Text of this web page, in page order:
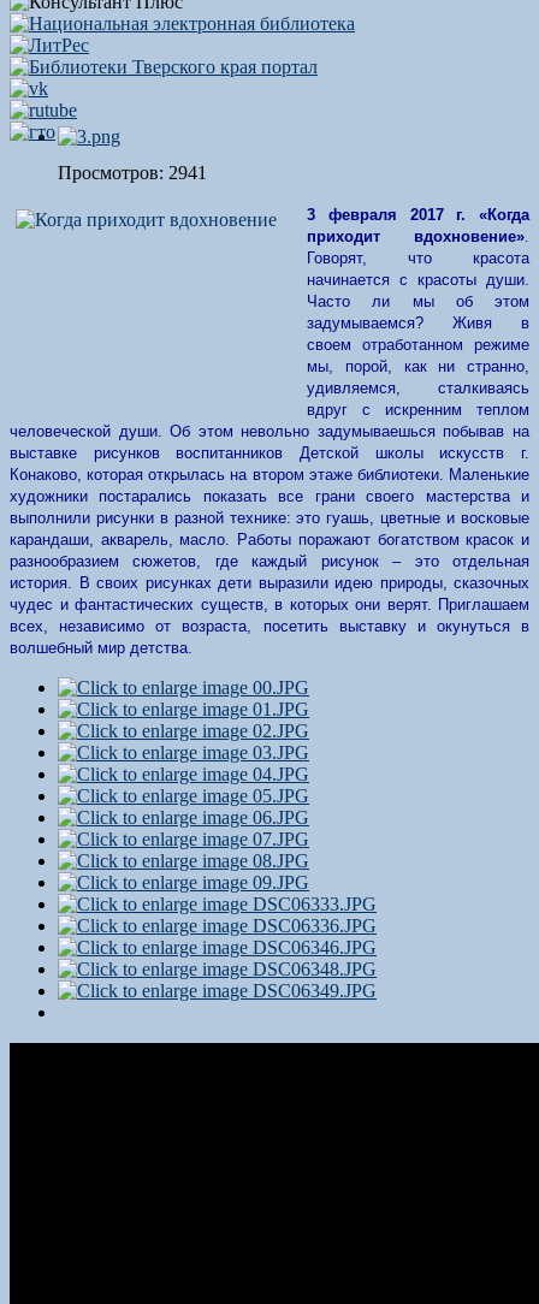
Просмотров: 2941
3 февраля 2017 г. «Когда
приходит вдохновение».
Говорят, что красота
начинается с красоты души.
Часто ли мы об этом
задумываемся? Живя в
своем отработанном режиме
мы, порой, как ни странно,
удивляемся, сталкиваясь
вдруг с искренним теплом
человеческой души. Об этом невольно задумываешься побывав на
выставке рисунков воспитанников Детской школы искусств г.
Конаково, которая открылась на втором этаже библиотеки. Маленькие
художники постарались показать все грани своего мастерства и
выполнили рисунки в разной технике: это гуашь, цветные и восковые
карандаши, акварель, масло. Работы поражают богатством красок и
разнообразием сюжетов, где каждый рисунок – это отдельная
история. В своих рисунках дети выразили идею природы, сказочных
чудес и фантастических существ, в которых они верят. Приглашаем
всех, независимо от возраста, посетить выставку и окунуться в
волшебный мир детства.